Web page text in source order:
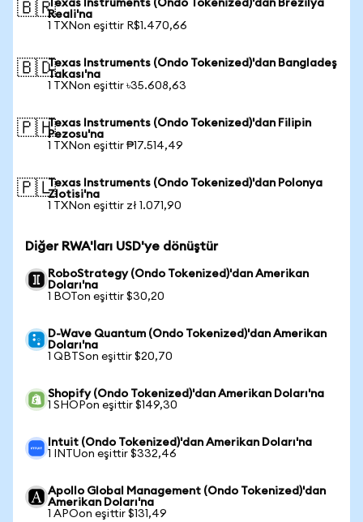
🇧🇷Texas Instruments (Ondo Tokenized)'dan Brezilya
Reali'na
1 TXNon eşittir R$1.470,66
🇧🇩Texas Instruments (Ondo Tokenized)'dan Bangladeş
Takası'na
1 TXNon eşittir ৳35.608,63
🇵🇭Texas Instruments (Ondo Tokenized)'dan Filipin
Pezosu'na
1 TXNon eşittir ₱17.514,49
🇵🇱Texas Instruments (Ondo Tokenized)'dan Polonya
Zlotisi'na
1 TXNon eşittir zł 1.071,90
Diğer RWA'ları USD'ye dönüştür
RoboStrategy (Ondo Tokenized)'dan Amerikan
Doları'na
1 BOTon eşittir $30,20
D-Wave Quantum (Ondo Tokenized)'dan Amerikan
Doları'na
1 QBTSon eşittir $20,70
Shopify (Ondo Tokenized)'dan Amerikan Doları'na
1 SHOPon eşittir $149,30
Intuit (Ondo Tokenized)'dan Amerikan Doları'na
1 INTUon eşittir $332,46
Apollo Global Management (Ondo Tokenized)'dan
Amerikan Doları'na
1 APOon eşittir $131,49